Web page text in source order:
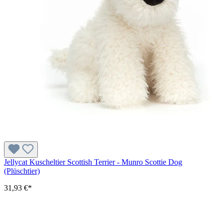
Jellycat Kuscheltier Scottish Terrier - Munro Scottie Dog
(Plüschtier)
31,93 €*